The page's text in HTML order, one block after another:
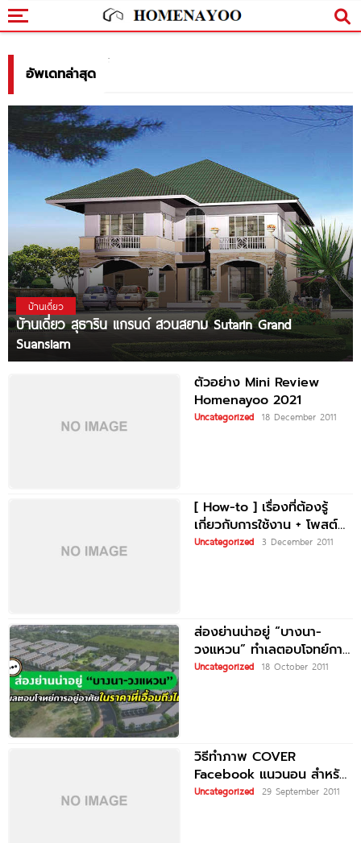
อัพเดทล่าสุด
บ้านเดี่ยว
บ้านเดี่ยว สุธาริน แกรนด์ สวนสยาม Sutarin Grand
Suansiam
ตัวอย่าง Mini Review
Homenayoo 2021
Uncategorized 18 December 2011
[ How-to ] เรื่องที่ต้องรู้
เกี่ยวกับการใช้งาน + โพสต์
Facebook
Uncategorized 3 December 2011
ส่องย่านน่าอยู่ “บางนา-
วงแหวน” ทำเลตอบโจทย์การ
อยู่อาศัยในราคาที่เอื้อมถึงได้
Uncategorized 18 October 2011
วิธีทำภาพ COVER
Facebook แนวนอน สำหรับ
บ้านเดี่ยว
Uncategorized 29 September 2011